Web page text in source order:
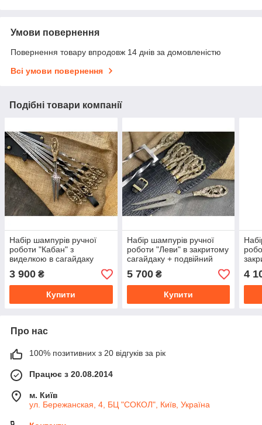
Умови повернення
Повернення товару впродовж 14 днів за домовленістю
Всі умови повернення
Подібні товари компанії
Набір шампурів ручної
роботи "Кабан" з
виделкою в сагайдаку
3 900 ₴
Купити
Набір шампурів ручної
роботи "Леви" в закритому
сагайдаку + подвійний
шампур + виделка
5 700₴
Купити
4
Про нас
100% позитивних з 20 відгуків за рік
Працює з 20.08.2014
м. Київ
ул. Бережанская, 4, БЦ "СОКОЛ", Київ, Україна